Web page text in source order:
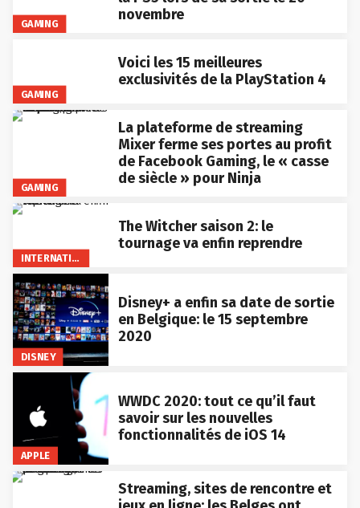
GAMING
novembre
GAMING
Voici les 15 meilleures
exclusivités de la PlayStation 4
GAMING
La plateforme de streaming
Mixer ferme ses portes au profit
de Facebook Gaming, le « casse
de siècle » pour Ninja
INTERNATIONAL
The Witcher saison 2: le
tournage va enfin reprendre
DISNEY
Disney+ a enfin sa date de sortie
en Belgique: le 15 septembre
2020
APPLE
WWDC 2020: tout ce qu’il faut
savoir sur les nouvelles
fonctionnalités de iOS 14
Streaming, sites de rencontre et